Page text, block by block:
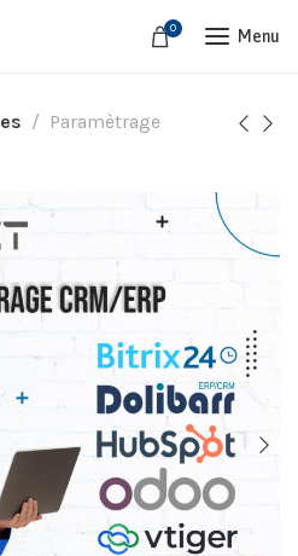
0 Menu
Paramètrage